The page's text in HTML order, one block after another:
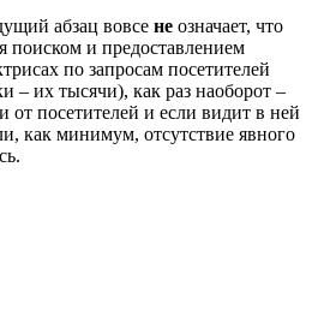
абзац вовсе не означает, что
поиском и предоставлением
по запросам посетителей
– их тысячи), как раз наоборот –
посетителей и если видит в ней
как минимум, отсутствие явного